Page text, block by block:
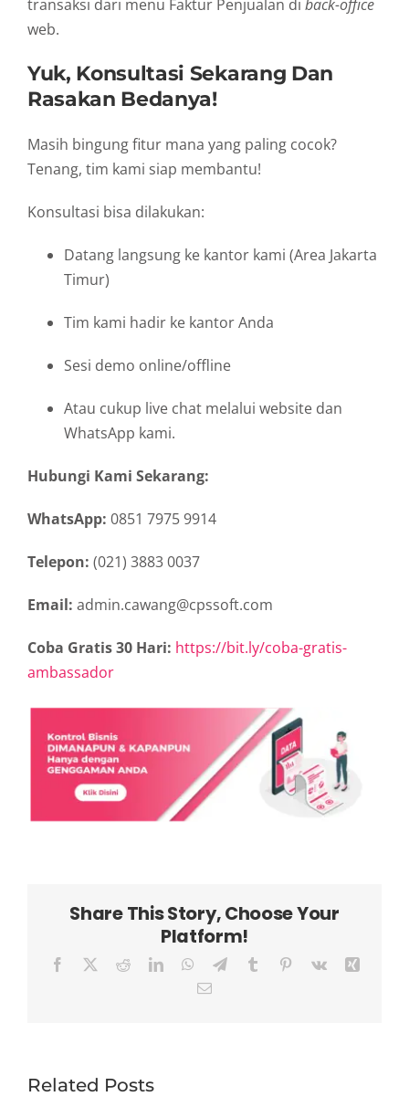
transaksi dari menu Faktur Penjualan di back-office
web.
Yuk, Konsultasi Sekarang Dan
Rasakan Bedanya!
Masih bingung fitur mana yang paling cocok?
Tenang, tim kami siap membantu!
Konsultasi bisa dilakukan:
Datang langsung ke kantor kami (Area Jakarta
Timur)
Tim kami hadir ke kantor Anda
Sesi demo online/offline
Atau cukup live chat melalui website dan
WhatsApp kami.
Hubungi Kami Sekarang:
WhatsApp: 0851 7975 9914
Telepon: (021) 3883 0037
Email: admin.cawang@cpssoft.com
Coba Gratis 30 Hari: https://bit.ly/coba-gratis-
ambassador
Share This Story, Choose Your
Platform!
Facebook RedditLinkedInWhatsApp
TelegramTumblr Pinterest
Vk
Email
Related Posts